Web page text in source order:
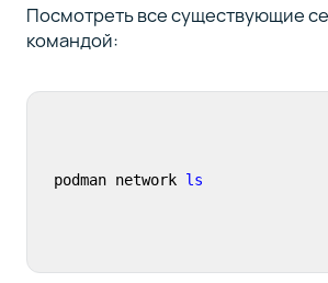
Посмотреть все существующие
командой:
podman network ls